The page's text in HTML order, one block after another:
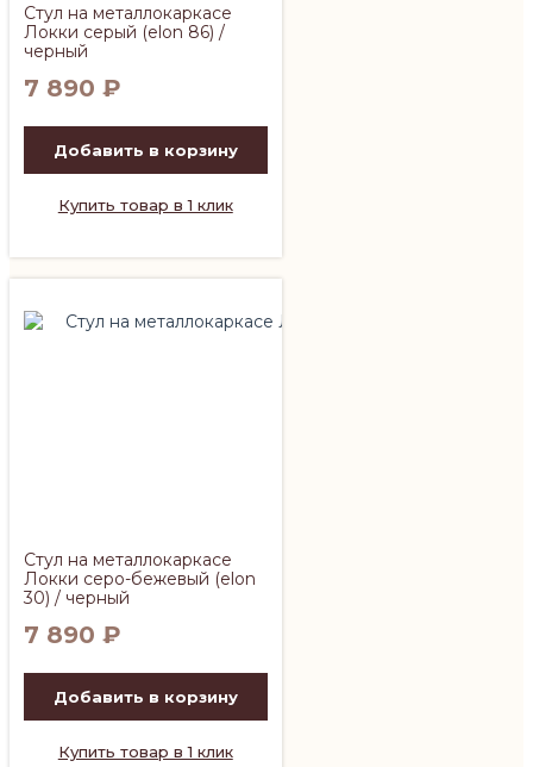
Стул на металлокаркасе
Локки серый (elon 86) /
черный
7 890 ₽
Добавить в корзину
Купить товар в 1 клик
Стул на металлокаркасе
Локки серо-бежевый (elon
30) / черный
7 890 ₽
Добавить в корзину
Купить товар в 1 клик